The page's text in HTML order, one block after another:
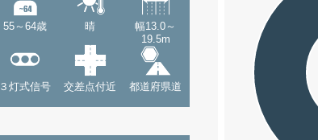
55～64歳 晴
幅13.0～
19.5m
３灯式信号 交差点付近 都道府県道